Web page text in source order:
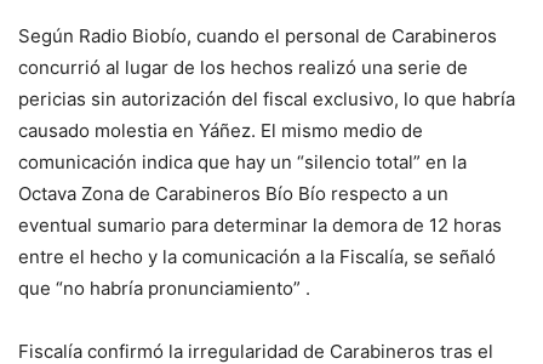
Según Radio Biobío, cuando el personal de Carabineros
concurrió al lugar de los hechos realizó una serie de
pericias sin autorización del fiscal exclusivo, lo que habría
causado molestia en Yáñez. El mismo medio de
comunicación indica que hay un “silencio total” en la
Octava Zona de Carabineros Bío Bío respecto a un
eventual sumario para determinar la demora de 12 horas
entre el hecho y la comunicación a la Fiscalía, se señaló
que “no habría pronunciamiento” .
Fiscalía confirmó la irregularidad de Carabineros tras el